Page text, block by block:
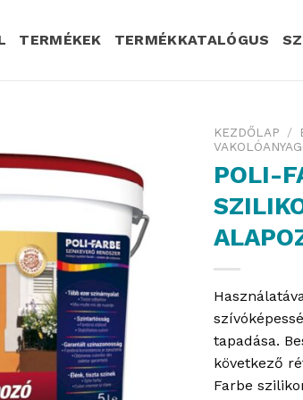
TERMÉKEK TERMÉKKATALÓGUS
KEZDŐLAP /
POLI-
tapadása.
következő
Farbe